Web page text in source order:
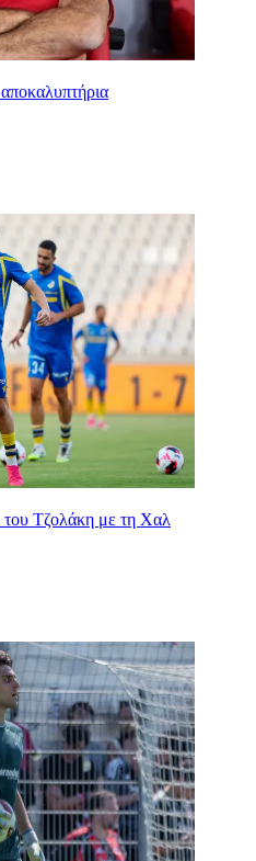
του Τζολάκη με τη Χαλ